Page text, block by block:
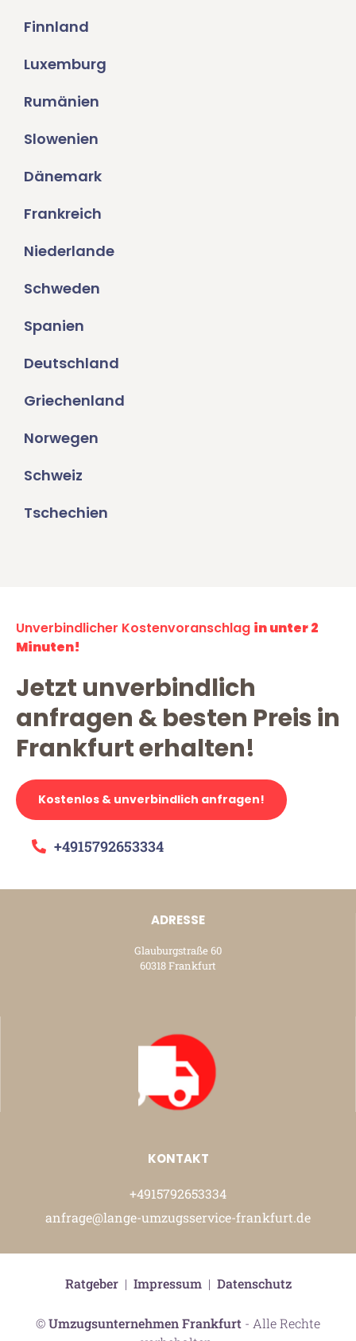
Finnland
Luxemburg
Rumänien
Slowenien
Dänemark
Frankreich
Niederlande
Schweden
Spanien
Deutschland
Griechenland
Norwegen
Schweiz
Tschechien
Unverbindlicher Kostenvoranschlag in unter 2
Minuten!
Jetzt unverbindlich
anfragen & besten Preis in
Frankfurt erhalten!
Kostenlos & unverbindlich anfragen!
+4915792653334
ADRESSE
Glauburgstraße 60
60318 Frankfurt
KONTAKT
+4915792653334
anfrage@lange-umzugsservice-frankfurt.de
©Umzugsunternehmen Frankfurt - Alle Rechte
Ratgeber| Impressum| Datenschutz